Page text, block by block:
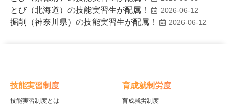
とび（北海道）の技能実習生が配属！ 2026-06-12
掘削（神奈川県）の技能実習生が配属！ 2026-06-12
技能実習制度
技能実習制度とは
育成就制労度
育成就労制度